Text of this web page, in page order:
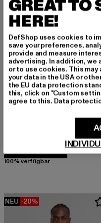
Derzeitiger Preis: 41,99 EUR
49,99 EUR
100% verfügbar
NEU -20%
GREAT TO
HERE!
DefShop uses cookies to
save your preferences,
provide and measure
advertising. In addition,
or to use cookies. This
your data in the USA or
the EU data protection
this, click on "Custom
agree to this. Data